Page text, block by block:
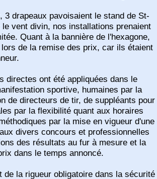
3 drapeaux pavoisaient le stand de St-
vent divin, nos installations prenaient
Quant à la bannière de l'hexagone,
de la remise des prix, car ils étaient
directes ont été appliquées dans le
sportive, humaines par la
de directeurs de tir, de suppléants pour
par la flexibilité quant aux horaires
par la mise en vigueur d'une
divers concours et professionnelles
des résultats au fur à mesure et la
dans le temps annoncé.
de la rigueur obligatoire dans la sécurité